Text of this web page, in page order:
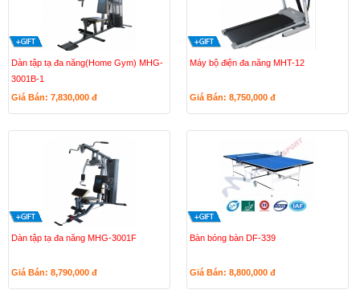
Dàn tập tạ đa năng(Home Gym) MHG-
3001B-1
Giá Bán: 7,830,000 đ
Máy bộ điện đa năng MHT-12
Giá Bán: 8,750,000 đ
Dàn tập tạ đa năng MHG-3001F
Giá Bán: 8,790,000 đ
Bàn bóng bàn DF-339
Giá Bán: 8,800,000 đ